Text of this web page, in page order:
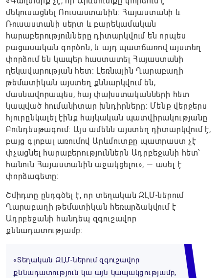
մեկուսացնել Ռուսաստանին։ Հայաստանի և
Ռուսաստանի սերտ և բարեկամական
հարաբերությունները դիտարկվում են որպես
բացասական գործոն, և այդ պատճառով այստեղ
փորձում են կապեր հաստատել Հայաստանի
ղեկավարության հետ։ Լեռնային Ղարաբաղի
թեմատիկան այստեղ քննարկվում են,
մասնավորապես, հայ փախստականների հետ
կապված հումանիտար խնդիրները։ Մենք վերջերս
հյուրընկալել էինք հայկական պատվիրակությանը
Բունդեսթագում։ Այս ամենն այստեղ դիտարկվում է,
բայց գլոբալ առումով Արևմուտքը պատրաստ չէ
փչացնել հարաբերություններն Ադրբեջանի հետ՝
հանուն Հայաստանին աջակցելու», — ասել է
փորձագետը։
Շմիդտը ընդգծել է, որ տեղական ԶԼՄ-ներում
Ղարաբաղի թեմատիկան հեռարձակվում է
Ադրբեջանի հանդեպ զգուշավոր
քննադատությամբ:
«Տեղական ԶԼՄ-ներում զգուշավոր
քննադատություն կա այն կապակցությամբ,